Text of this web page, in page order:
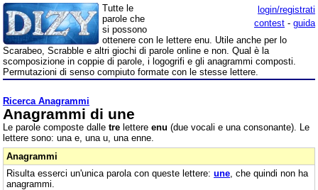
login/registrati
contest - guida
Tutte le
parole che
si possono
ottenere con le lettere enu. Utile anche per lo
Scarabeo, Scrabble e altri giochi di parole online e non. Qual è la
scomposizione in coppie di parole, i logogrifi e gli anagrammi composti.
Permutazioni di senso compiuto formate con le stesse lettere.
Ricerca Anagrammi
Anagrammi di une
Le parole composte dalle tre lettere enu (due vocali e una consonante). Le
lettere sono: una e, una u, una enne.
Anagrammi
Risulta esserci un'unica parola con queste lettere: une , che quindi non ha
anagrammi.